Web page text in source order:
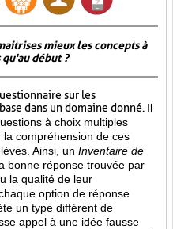
mieux les concepts à
début ?
sur les
dans un domaine donné. Il
à choix multiples
la compréhension de ces
Ainsi, un Inventaire de
bonne réponse trouvée par
la qualité de leur
option de réponse
un type différent de
appel à une idée fausse